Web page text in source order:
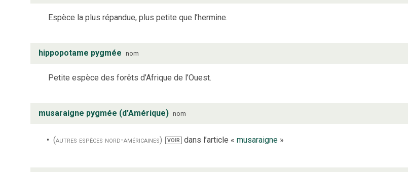
Espèce la plus répandue, plus petite que l’hermine.
hippopotame pygmée nom
Petite espèce des forêts d’Afrique de l’Ouest.
musaraigne pygmée (d’Amérique) nom
(autres espèces nord-américaines) VOIR dans l’article « musaraigne»